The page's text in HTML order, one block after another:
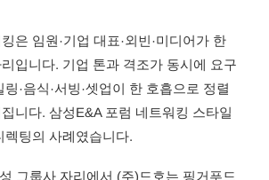
은 임원·기업 대표·외빈·미디어가 한
입니다. 기업 톤과 격조가 동시에 요구
·음식·서빙·셋업이 한 호흡으로 정렬
니다. 삼성E&A 포럼 네트워킹 스타일
렉팅의 사례였습니다.
그룹사 자리에서 (주)드호는 핑거푸드